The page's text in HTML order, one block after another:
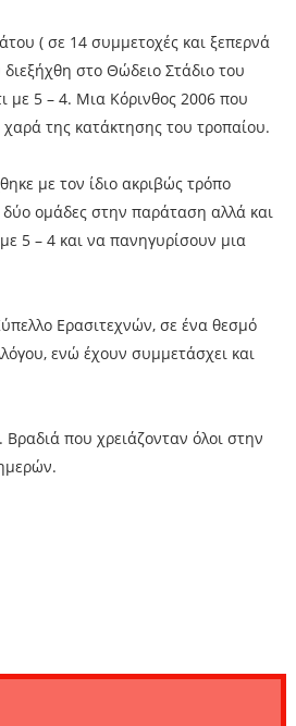
( σε 14 συμμετοχές και ξεπερνά
στο Θώδειο Στάδιο του
με 5 – 4. Μια Κόρινθος 2006 που
της κατάκτησης του τροπαίου.
με τον ίδιο ακριβώς τρόπο
δύο ομάδες στην παράταση αλλά και
5 – 4 και να πανηγυρίσουν μια
Ερασιτεχνών, σε ένα θεσμό
ενώ έχουν συμμετάσχει και
που χρειάζονταν όλοι στην